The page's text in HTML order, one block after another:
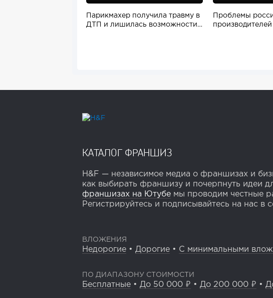
Парикмахер получила травму в
ДТП и лишилась возможности
Проблемы
производителей
КАТАЛОГ ФРАНШИЗ
H&F — независимое медиа о франшизах и
как выбирать франшизу и почерпнуть идеи
франшизах на Ютубе мы проводим честные
Регистрируйтесь и подписывайтесь на нас в
ВЛОЖЕНИЯ
Недорогие • Дорогие • С минимальными
ПО ДИАПАЗОНУ СТОИМОСТИ
Бесплатные • До 50 000 ₽ • До 200 000 ₽ •